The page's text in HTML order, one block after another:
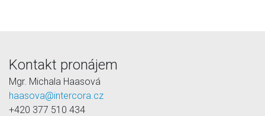
Kontakt pronájem
Mgr. Michala Haasová
haasova@intercora.cz
+420 377 510 434